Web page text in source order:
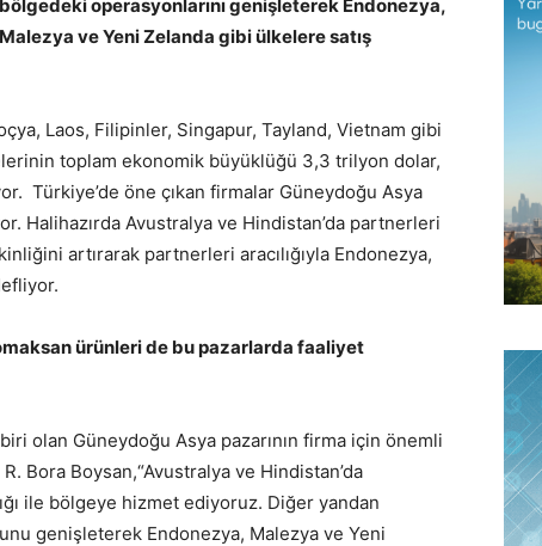
bölgedeki operasyonlarını genişleterek Endonezya,
Malezya ve Yeni Zelanda gibi ülkelere satış
Laos, Filipinler, Singapur, Tayland, Vietnam gibi
toplam ekonomik büyüklüğü 3,3 trilyon dolar,
Türkiye’de öne çıkan firmalar Güneydoğu Asya
Halihazırda Avustralya ve Hindistan’da partnerleri
artırarak partnerleri aracılığıyla Endonezya,
ürünleri de bu pazarlarda faaliyet
olan Güneydoğu Asya pazarının firma için önemli
Bora Boysan,“Avustralya ve Hindistan’da
ile bölgeye hizmet ediyoruz. Diğer yandan
genişleterek Endonezya, Malezya ve Yeni